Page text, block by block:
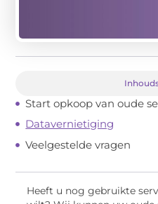
Start opkoop van oude
Datavernietiging
Veelgestelde vragen
Heeft u nog gebruikte